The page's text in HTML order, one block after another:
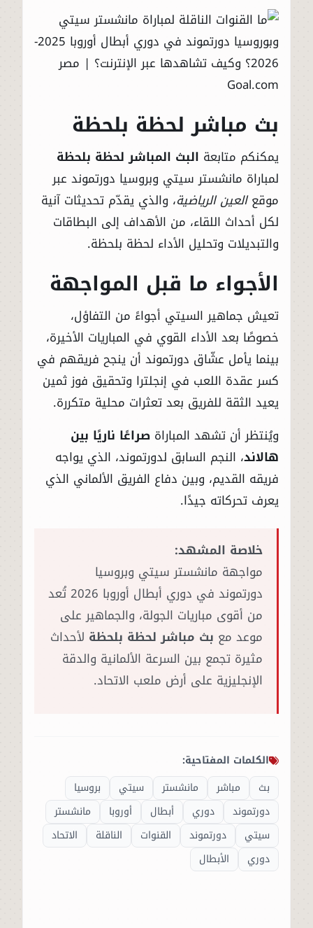
بث مباشر لحظة بلحظة
يمكنكم متابعة البث المباشر لحظة بلحظة
لمباراة مانشستر سيتي وبروسيا دورتموند عبر
موقعالعين الرياضية، والذي يقدّم تحديثات آنية
لكل أحداث اللقاء، من الأهداف إلى البطاقات
والتبديلات وتحليل الأداء لحظة بلحظة.
الأجواء ما قبل المواجهة
تعيش جماهير السيتي أجواءً من التفاؤل،
خصوصًا بعد الأداء القوي في المباريات الأخيرة،
بينما يأمل عشّاق دورتموند أن ينجح فريقهم في
كسر عقدة اللعب في إنجلترا وتحقيق فوز ثمين
يعيد الثقة للفريق بعد تعثرات محلية متكررة.
ويُنتظر أن تشهد المباراة صراعًا ناريًا بين
هالاند، النجم السابق لدورتموند، الذي يواجه
فريقه القديم، وبين دفاع الفريق الألماني الذي
يعرف تحركاته جيدًا.
خلاصة المشهد:
مواجهة مانشستر سيتي وبروسيا
دورتموند في دوري أبطال أوروبا 2026 تُعد
من أقوى مباريات الجولة، والجماهير على
موعد مع بث مباشر لحظة بلحظة لأحداث
مثيرة تجمع بين السرعة الألمانية والدقة
الإنجليزية على أرض ملعب الاتحاد.
الكلمات المفتاحية:
بث
مباشر مانشستر سيتي
بروسيا
دورتموند
دوري أبطال أوروبا
مانشستر
سيتي
دورتموند القنوات الناقلة
الاتحاد
دوري
الأبطال